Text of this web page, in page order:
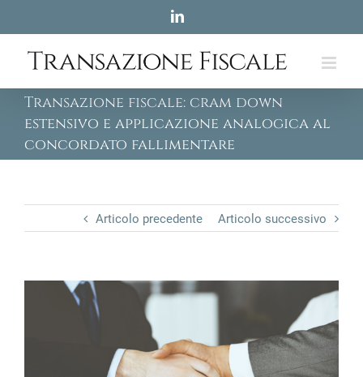
content
LinkedIn
Transazione fiscale: cram down
estensivo e applicazione analogica al
concordato fallimentare
Articolo precedente Articolo successivo